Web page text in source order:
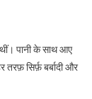
पानी के साथ आए
सिर्फ़ बर्बादी और